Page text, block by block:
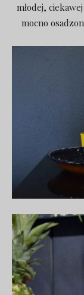
młodej,
mocno